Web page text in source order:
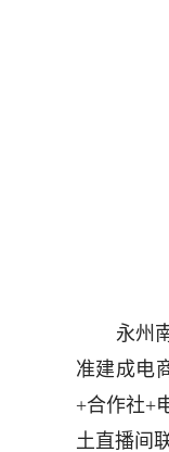
永州南
准建成电
+合作社+
土直播间